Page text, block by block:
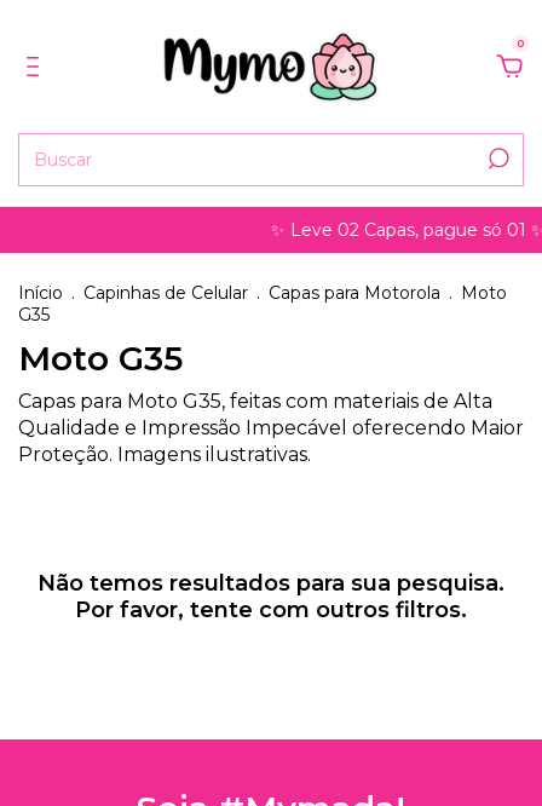
0
✨ Leve 02 Capas, pague só 01
Início . Capinhas de Celular . Capas para Motorola . Moto
G35
Moto G35
Capas para Moto G35, feitas com materiais de Alta
Qualidade e Impressão Impecável oferecendo Maior
Proteção. Imagens ilustrativas.
Não temos resultados para sua pesquisa.
Por favor, tente com outros filtros.